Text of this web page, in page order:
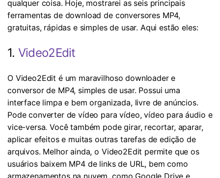
qualquer coisa. Hoje, mostrarei as seis principais
ferramentas de download de conversores MP4,
gratuitas, rápidas e simples de usar. Aqui estão eles:
1. Video2Edit
O Video2Edit é um maravilhoso downloader e
conversor de MP4, simples de usar. Possui uma
interface limpa e bem organizada, livre de anúncios.
Pode converter de vídeo para vídeo, vídeo para áudio e
vice-versa. Você também pode girar, recortar, aparar,
aplicar efeitos e muitas outras tarefas de edição de
arquivos. Melhor ainda, o Video2Edit permite que os
usuários baixem MP4 de links de URL, bem como
armazenamentos na nuvem, como Google Drive e